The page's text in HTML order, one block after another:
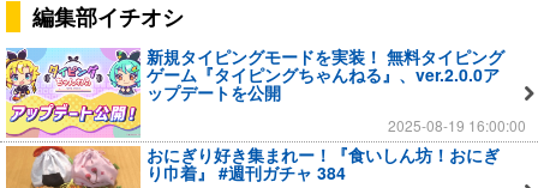
編集部イチオシ
新規タイピングモードを実装！ 無料タイピング
ゲーム『タイピングちゃんねる』、ver.2.0.0ア
ップデートを公開
2025-08-19 16:00:00
おにぎり好き集まれー！『食いしん坊！おにぎ
り巾着』 #週刊ガチャ 384